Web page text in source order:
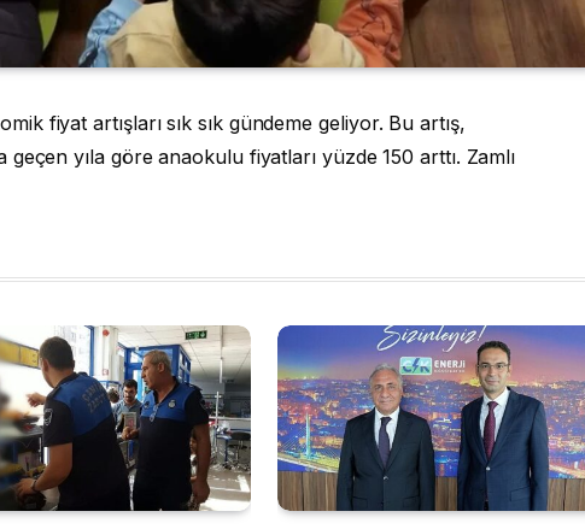
fiyat artışları sık sık gündeme geliyor. Bu artış,
geçen yıla göre anaokulu fiyatları yüzde 150 arttı. Zamlı